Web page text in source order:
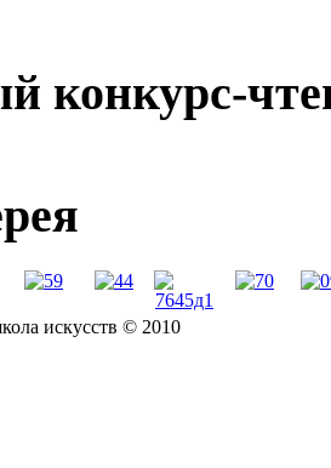
конкурс-
искусств © 2010